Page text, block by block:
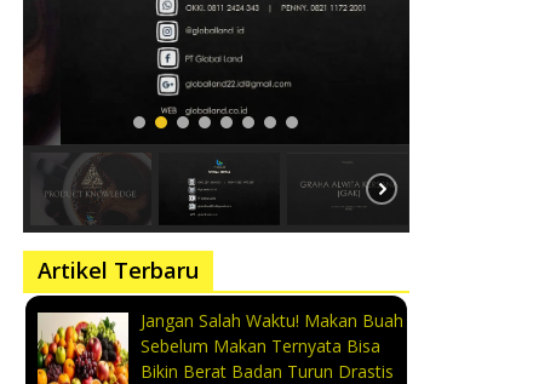
Artikel Terbaru
Jangan Salah Waktu! Makan Buah
Sebelum Makan Ternyata Bisa
Bikin Berat Badan Turun Drastis